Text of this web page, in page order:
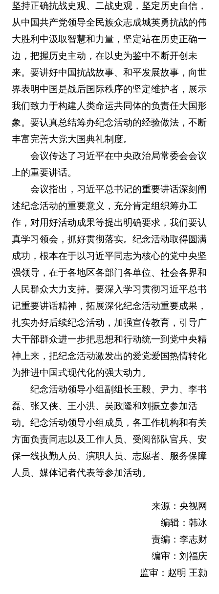
坚持正确抗战史观、二战史观，坚定历史自信，
从中国共产党领导全民族众志成城英勇抗战的伟
大胜利中汲取智慧和力量，坚定站在历史正确一
边，把握历史主动，在以史为鉴中不断开创未
来。要讲好中国抗战故事、和平发展故事，向世
界表明中国是战后国际秩序的坚定维护者，展示
我们致力于构建人类命运共同体的负责任大国形
象。要认真总结筹办纪念活动的经验做法，不断
丰富完善大党大国典礼制度。
会议传达了习近平在中央政治局常委会会议
上的重要讲话。
会议指出，习近平总书记的重要讲话深刻阐
述纪念活动的重要意义，充分肯定组织筹办工
作，对用好活动成果等提出明确要求，我们要认
真学习领会，抓好贯彻落实。纪念活动取得圆满
成功，根本在于以习近平同志为核心的党中央坚
强领导，在于各地区各部门各单位、社会各界和
人民群众大力支持。要深入学习贯彻习近平总书
记重要讲话精神，拓展深化纪念活动重要成果，
扎实办好后续纪念活动，加强宣传教育，引导广
大干部群众进一步把思想和行动统一到党中央精
神上来，把纪念活动激发出的爱党爱国热情转化
为推进中国式现代化的强大动力。
纪念活动领导小组副组长王毅、尹力、李书
磊、张又侠、王小洪、吴政隆和刘振立参加活
动。纪念活动领导小组成员，各工作机构和有关
方面负责同志以及工作人员、受阅部队官兵、安
保一线执勤人员、演职人员、志愿者、服务保障
人员、媒体记者代表等参加活动。
来源：央视网
编辑：韩冰
责编：李志财
编审：刘福庆
监审：赵明 王勍